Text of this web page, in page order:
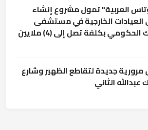
العربية" تمول مشروع إنشاء
العيادات الخارجية في مستشفى
الكرك الحكومي بكلفة تصل إلى (4) ملايين
مرورية جديدة لتقاطع الظهير وشارع
عبدالله الثاني